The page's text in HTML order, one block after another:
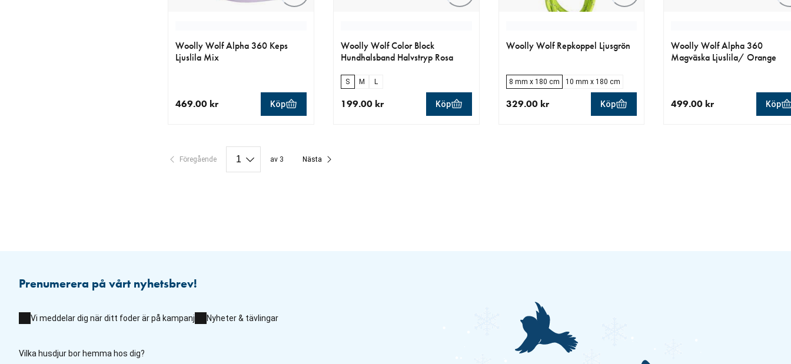
Woolly Wolf Alpha 360 Keps
Ljuslila Mix
469.00 kr Köp
Woolly Wolf Color Block
Hundhalsband Halvstryp Rosa
S M L
199.00 kr Köp
Woolly Wolf Repkoppel Ljusgrön
8 mm x 180 cm 10 mm x 180 cm
329.00 kr Köp
Woolly Wolf Alpha 360
Magväska Ljuslila/ Orange
499.00 kr Köp
Föregående av 3 Nästa
Prenumerera på vårt nyhetsbrev!
Vi meddelar dig när ditt foder är på kampanj Nyheter & tävlingar
Vilka husdjur bor hemma hos dig?